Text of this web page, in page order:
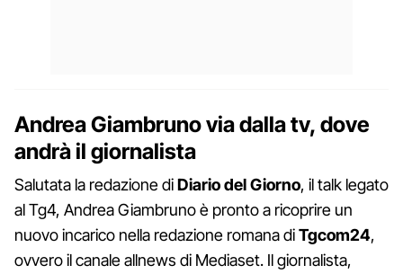
Andrea Giambruno via dalla tv, dove
andrà il giornalista
Salutata la redazione diDiario del Giorno, il talk legato
al Tg4, Andrea Giambruno è pronto a ricoprire un
nuovo incarico nella redazione romana diTgcom24,
ovvero il canale allnews di Mediaset. Il giornalista,